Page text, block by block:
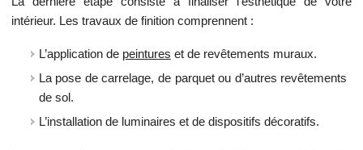
intérieur. Les travaux de finition comprennent :
L’application de peintures et de revêtements muraux.
La pose de carrelage, de parquet ou d’autres revêtements
de sol.
L’installation de luminaires et de dispositifs décoratifs.